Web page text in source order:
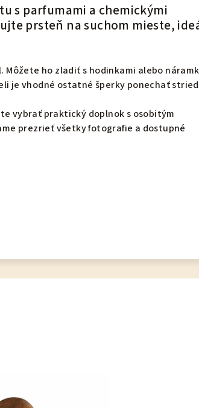
s parfumami a chemickými
prsteň na suchom mieste,
ho zladiť s hodinkami alebo
je vhodné ostatné šperky ponechať
vybrať praktický doplnok s osobitým
prezrieť všetky fotografie a dostupné